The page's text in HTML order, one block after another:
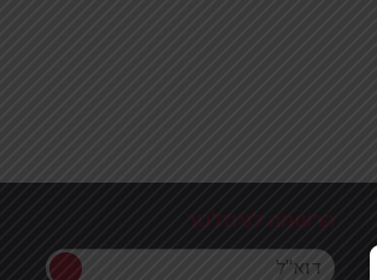
הרשמה לניוזלטר
הרשמה לניוזלטר